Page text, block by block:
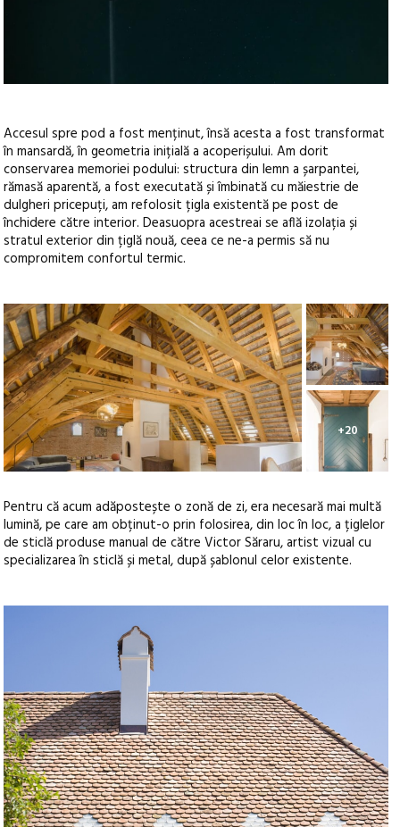
Accesul spre pod a fost menținut, însă acesta a fost transformat
în mansardă, în geometria inițială a acoperișului. Am dorit
conservarea memoriei podului: structura din lemn a șarpantei,
rămasă aparentă, a fost executată și îmbinată cu măiestrie de
dulgheri pricepuți, am refolosit țigla existentă pe post de
închidere către interior. Deasuopra acestreai se află izolația și
stratul exterior din țiglă nouă, ceea ce ne-a permis să nu
compromitem confortul termic.
+20
Pentru că acum adăpostește o zonă de zi, era necesară mai multă
lumină, pe care am obținut-o prin folosirea, din loc în loc, a țiglelor
de sticlă produse manual de către Victor Săraru, artist vizual cu
specializarea în sticlă și metal, după șablonul celor existente.